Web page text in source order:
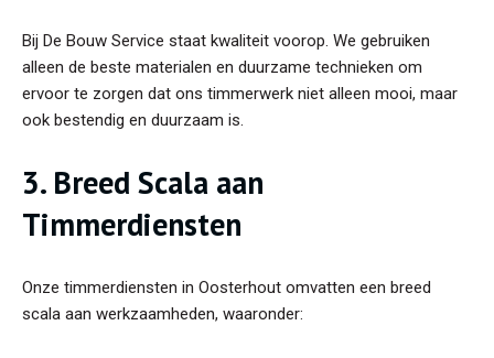
Bij De Bouw Service staat kwaliteit voorop. We gebruiken
alleen de beste materialen en duurzame technieken om
ervoor te zorgen dat ons timmerwerk niet alleen mooi, maar
ook bestendig en duurzaam is.
3. Breed Scala aan
Timmerdiensten
Onze timmerdiensten in Oosterhout omvatten een breed
scala aan werkzaamheden, waaronder: